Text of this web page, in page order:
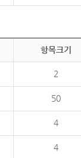
항목크기
2
50
4
4